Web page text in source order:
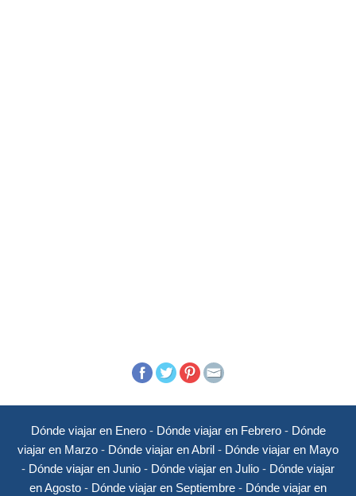
Dónde viajar en Enero- Dónde viajar en Febrero- Dónde
viajar en Marzo - Dónde viajar en Abril - Dónde viajar en Mayo
- Dónde viajar en Junio - Dónde viajar en Julio - Dónde viajar
en Agosto - Dónde viajar en Septiembre - Dónde viajar en